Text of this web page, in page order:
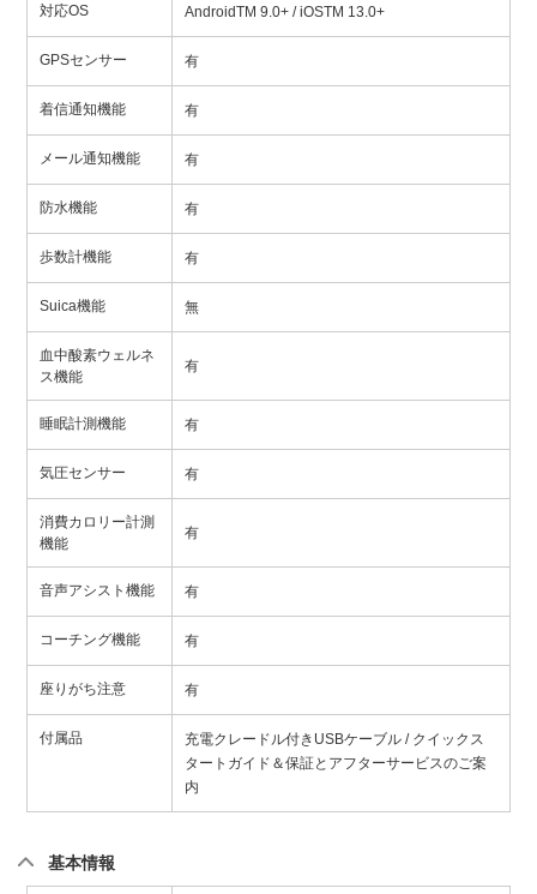
対応OS AndroidTM 9.0+ / iOSTM 13.0+
GPSセンサー 有
着信通知機能 有
メール通知機能 有
防水機能 有
歩数計機能 有
Suica機能 無
血中酸素ウェルネ
ス機能
有
睡眠計測機能 有
気圧センサー 有
消費カロリー計測
機能
有
音声アシスト機能 有
コーチング機能 有
座りがち注意 有
付属品
充電クレードル付きUSBケーブル / クイックス
タートガイド＆保証とアフターサービスのご案
内
基本情報